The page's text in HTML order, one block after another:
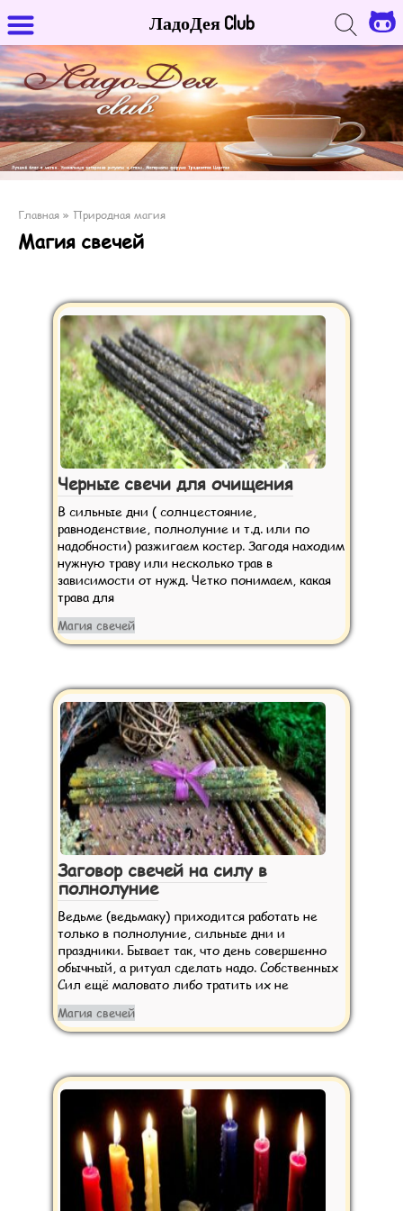
Главная » Природная магия
Магия свечей
Черные свечи для очищения
В сильные дни ( солнцестояние,
равноденствие, полнолуние и т.д. или по
надобности) разжигаем костер. Загодя находим
нужную траву или несколько трав в
зависимости от нужд. Четко понимаем, какая
трава для
Магия свечей
Заговор свечей на силу в
полнолуние
Ведьме (ведьмаку) приходится работать не
только в полнолуние, сильные дни и
праздники. Бывает так, что день совершенно
обычный, а ритуал сделать надо. Собственных
Сил ещё маловато либо тратить их не
Магия свечей
ЛадоДея Club